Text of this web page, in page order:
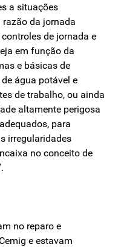
a situações
razão da jornada
de jornada e
em função da
e básicas de
água potável e
de trabalho, ou ainda
altamente perigosa
para
irregularidades
no conceito de
no reparo e
e estavam